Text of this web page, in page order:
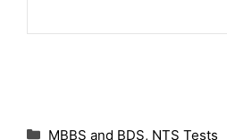
C
MBBS and BDS, NTS Tests